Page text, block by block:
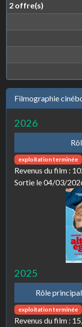
2 offre(s)
Filmographie
2026
exploitation terminée
Revenus du film :
Sortie le 04/03/
2025
Rôle principal
exploitation terminée
Revenus du film :